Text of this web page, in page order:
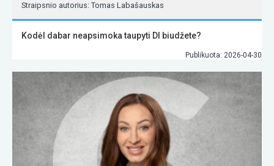
Straipsnio autorius: Tomas Labašauskas
Kodėl dabar neapsimoka taupyti DI biudžete?
Publikuota: 2026-04-30